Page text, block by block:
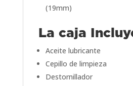
(19mm)
La caja
Aceite lubricante
Cepillo de limpieza
Destornillador